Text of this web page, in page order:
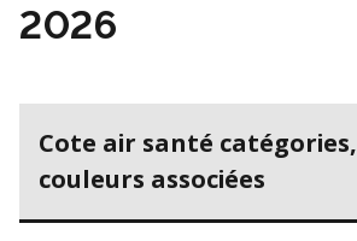
2026
Cote air santé
couleurs associées